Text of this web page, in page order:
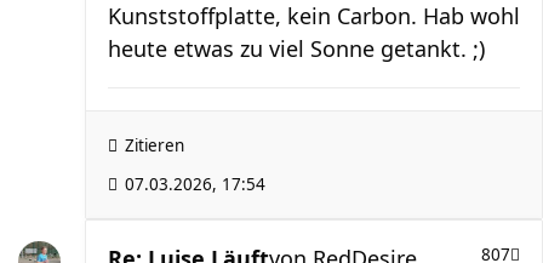
Kunststoffplatte, kein Carbon. Hab wohl
heute etwas zu viel Sonne getankt. ;)
Zitieren
07.03.2026, 17:54
807